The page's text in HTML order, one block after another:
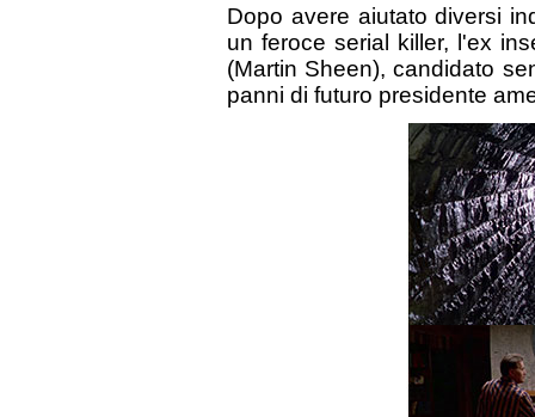
Dopo avere aiutato diversi
un feroce serial killer, l'ex
(Martin Sheen), candidato
panni di futuro presidente